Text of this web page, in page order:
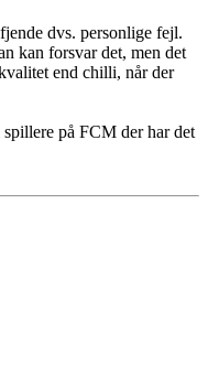
dvs. personlige fejl.
kan forsvar det, men det
end chilli, når der
på FCM der har det